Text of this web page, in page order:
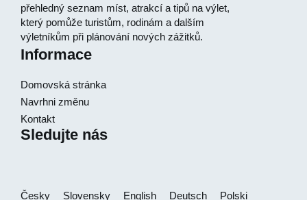
přehledný seznam míst, atrakcí a tipů na výlet,
který pomůže turistům, rodinám a dalším
výletníkům při plánování nových zážitků.
Informace
Domovská stránka
Navrhni změnu
Kontakt
Sledujte nás
Česky Slovensky English Deutsch
Polski